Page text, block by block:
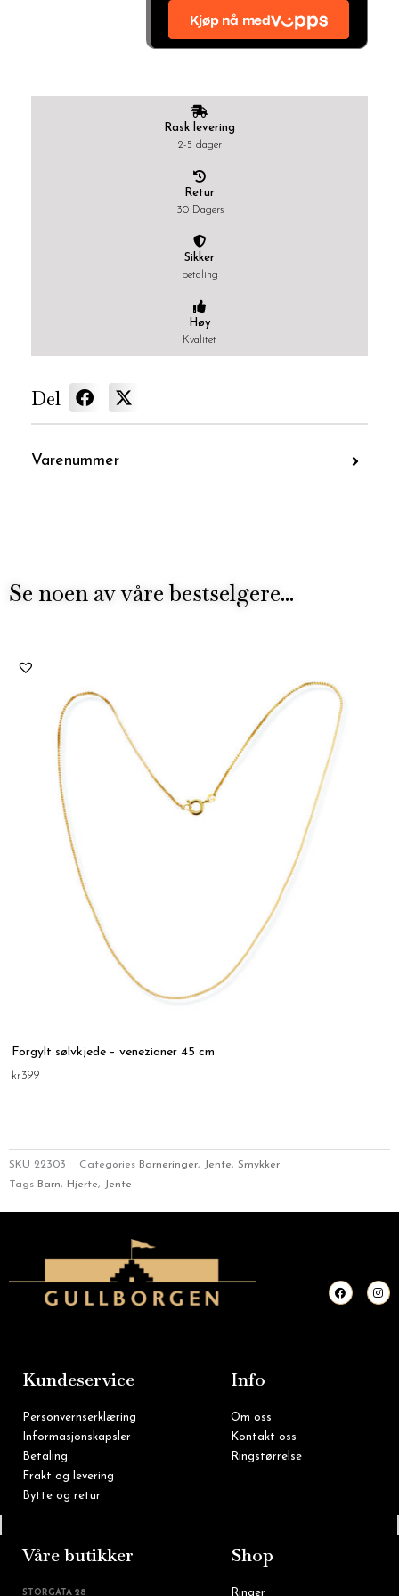
Rask levering
2-5 dager
Retur
30 Dagers
Sikker
betaling
Høy
Kvalitet
Del
Varenummer
Se noen av våre bestselgere...
Forgylt sølvkjede – venezianer 45 cm
kr399
SKU 22303 Categories Barneringer, Jente, Smykker
Tags Barn, Hjerte, Jente
F
a
c
I
n
s
Kundeservice
Personvernserklæring
Informasjonskapsler
Betaling
Frakt og levering
Bytte og retur
Info
Om oss
Kontakt oss
Ringstørrelse
Våre butikker
STORGATA 28
Shop
Ringer